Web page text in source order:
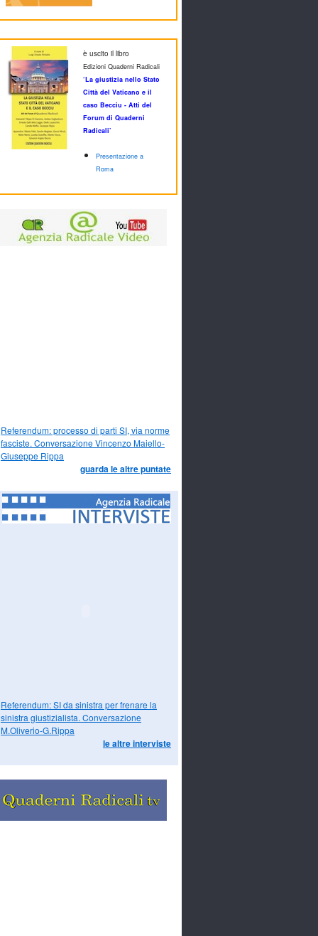
è uscito il libro
Edizioni Quaderni Radicali
‘La giustizia nello Stato
Città del Vaticano e il
caso Becciu - Atti del
Forum di Quaderni
Radicali’
Presentazione a
Roma
Referendum: processo di parti SI, via norme
fasciste. Conversazione Vincenzo Maiello-
Giuseppe Rippa
guarda le altre puntate
Referendum: SI da sinistra per frenare la
sinistra giustizialista. Conversazione
M.Oliverio-G.Rippa
le altre interviste